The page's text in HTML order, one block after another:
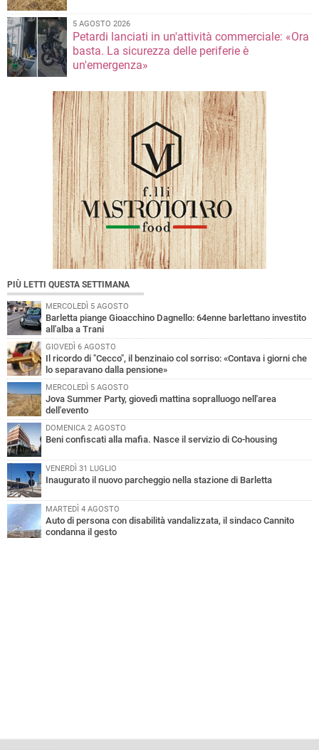
5 AGOSTO 2026
Petardi lanciati in un'attività commerciale: «Ora
basta. La sicurezza delle periferie è
un'emergenza»
PIÙ LETTI QUESTA SETTIMANA
MERCOLEDÌ 5 AGOSTO
Barletta piange Gioacchino Dagnello: 64enne barlettano investito
all'alba a Trani
GIOVEDÌ 6 AGOSTO
Il ricordo di "Cecco", il benzinaio col sorriso: «Contava i giorni che
lo separavano dalla pensione»
MERCOLEDÌ 5 AGOSTO
Jova Summer Party, giovedì mattina sopralluogo nell'area
dell'evento
DOMENICA 2 AGOSTO
Beni confiscati alla mafia. Nasce il servizio di Co-housing
VENERDÌ 31 LUGLIO
Inaugurato il nuovo parcheggio nella stazione di Barletta
MARTEDÌ 4 AGOSTO
Auto di persona con disabilità vandalizzata, il sindaco Cannito
condanna il gesto